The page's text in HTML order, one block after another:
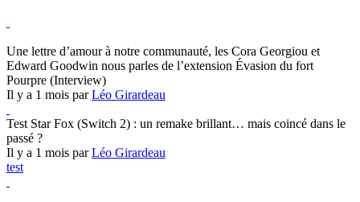
Une lettre d’amour à notre communauté, les Cora Georgiou et
Edward Goodwin nous parles de l’extension Évasion du fort
Pourpre (Interview)
Il y a 1 mois parLéo Girardeau
Test Star Fox (Switch 2) : un remake brillant… mais coincé dans le
passé ?
Il y a 1 mois parLéo Girardeau
test